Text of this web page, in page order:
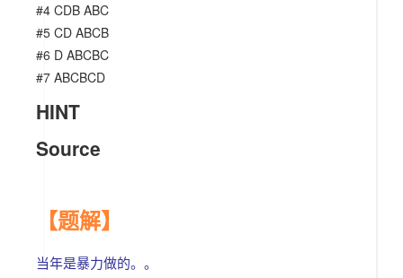
#4 CDB ABC
#5 CD ABCB
#6 D ABCBC
#7 ABCBCD
HINT
Source
【题解】
当年是暴力做的。。